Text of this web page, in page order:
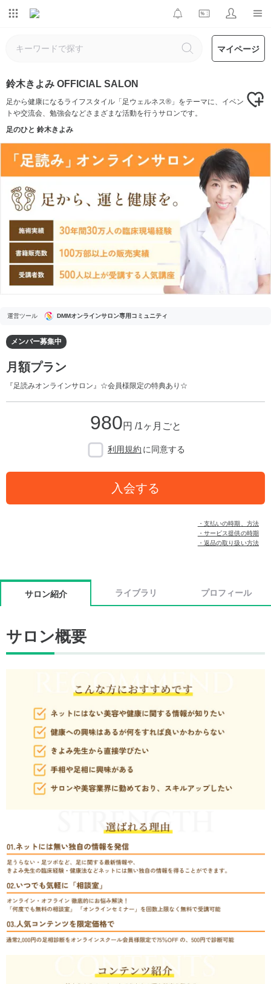
マイページ
鈴木きよみ OFFICIAL SALON
足から健康になるライフスタイル「足ウェルネス®」をテーマに、イベン
トや交流会、勉強会などさまざまな活動を行うサロンです。
足のひと 鈴木きよみ
運営ツール DMMオンラインサロン専用コミュニティ
メンバー募集中
月額プラン
『足読みオンラインサロン』☆会員様限定の特典あり☆
980円 /1ヶ月ごと
利用規約 に同意する
入会する
・支払いの時期、方法
・サービス提供の時期
・返品の取り扱い方法
サロン紹介 ライブラリ プロフィール
サロン概要